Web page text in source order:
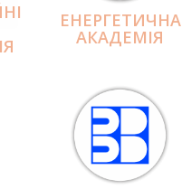
ЕНЕРГЕТИЧНА
АКАДЕМІЯ